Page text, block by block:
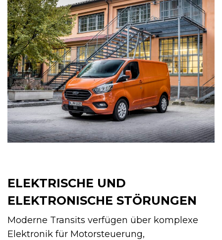
ELEKTRISCHE UND
ELEKTRONISCHE STÖRUNGEN
Moderne Transits verfügen über komplexe
Elektronik für Motorsteuerung,